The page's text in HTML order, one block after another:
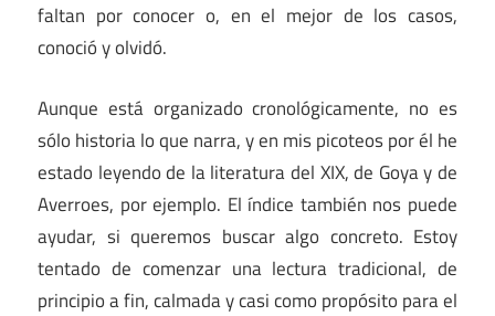
faltan por conocer o, en el mejor de los casos,
conoció y olvidó.
Aunque está organizado cronológicamente, no es
sólo historia lo que narra, y en mis picoteos por él he
estado leyendo de la literatura del XIX, de Goya y de
Averroes, por ejemplo. El índice también nos puede
ayudar, si queremos buscar algo concreto. Estoy
tentado de comenzar una lectura tradicional, de
principio a fin, calmada y casi como propósito para el